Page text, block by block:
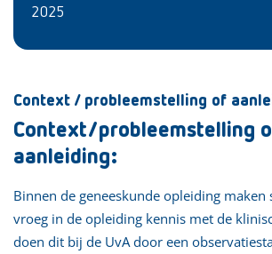
2025
Context / probleemstelling of
Context/probleemstelling
aanleiding:
Binnen de geneeskunde opleiding maken
vroeg in de opleiding kennis met de
doen dit bij de UvA door een